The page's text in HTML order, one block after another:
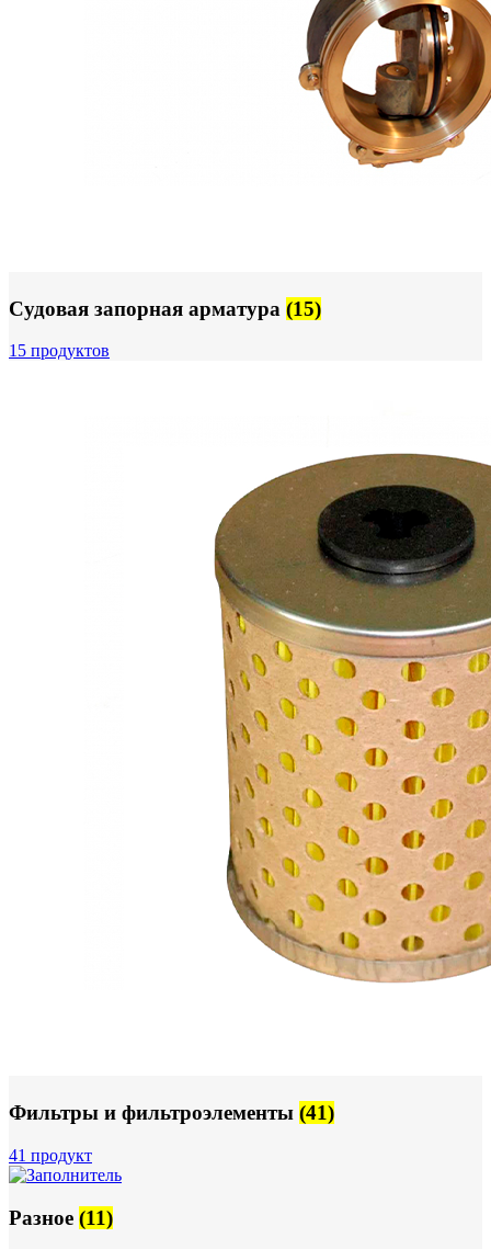
Судовая запорная арматура (15)
15 продуктов
Фильтры и фильтроэлементы (41)
41 продукт
Разное (11)